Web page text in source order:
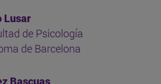
Lusar
de Psicología
de Barcelona
Bascuas